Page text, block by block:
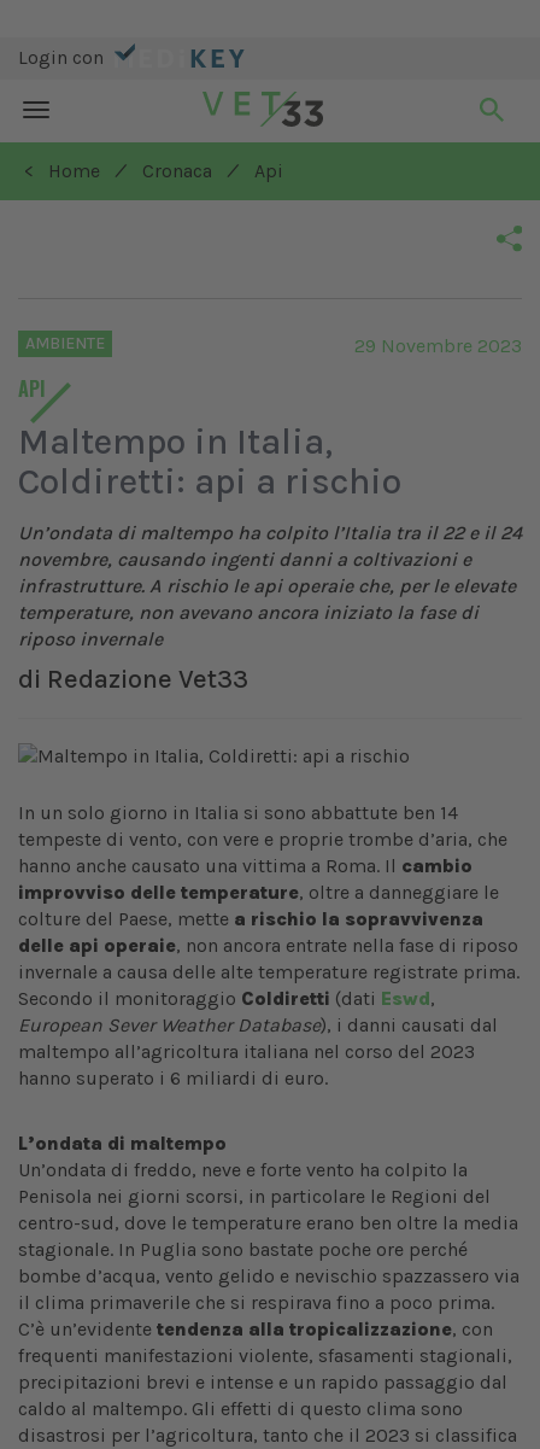
Login con
Toggle
navigation
< Home
/ Cronaca / Api
AMBIENTE
API
29 Novembre 2023
Maltempo in Italia,
Coldiretti: api a rischio
Un’ondata di maltempo ha colpito l’Italia tra il 22 e il 24
novembre, causando ingenti danni a coltivazioni e
infrastrutture. A rischio le api operaie che, per le elevate
temperature, non avevano ancora iniziato la fase di
riposo invernale
di Redazione Vet33
In un solo giorno in Italia si sono abbattute ben 14
tempeste di vento, con vere e proprie trombe d’aria, che
hanno anche causato una vittima a Roma. Il cambio
improvviso delle temperature, oltre a danneggiare le
colture del Paese, mette a rischio la sopravvivenza
delle api operaie, non ancora entrate nella fase di riposo
invernale a causa delle alte temperature registrate prima.
Secondo il monitoraggio Coldiretti (dati Eswd,
European Sever Weather Database), i danni causati dal
maltempo all’agricoltura italiana nel corso del 2023
hanno superato i 6 miliardi di euro.
L’ondata di maltempo
Un’ondata di freddo, neve e forte vento ha colpito la
Penisola nei giorni scorsi, in particolare le Regioni del
centro-sud, dove le temperature erano ben oltre la media
stagionale. In Puglia sono bastate poche ore perché
bombe d’acqua, vento gelido e nevischio spazzassero via
il clima primaverile che si respirava fino a poco prima.
C’è un’evidente tendenza alla tropicalizzazione, con
frequenti manifestazioni violente, sfasamenti stagionali,
precipitazioni brevi e intense e un rapido passaggio dal
caldo al maltempo. Gli effetti di questo clima sono
disastrosi per l’agricoltura, tanto che il 2023 si classifica